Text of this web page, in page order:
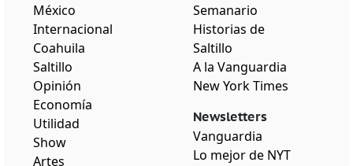
México
Internacional
Coahuila
Saltillo
Opinión
Economía
Utilidad
Show
Artes
Semanario
Historias de
Saltillo
A la Vanguardia
New York Times
Newsletters
Vanguardia
Lo mejor de NYT